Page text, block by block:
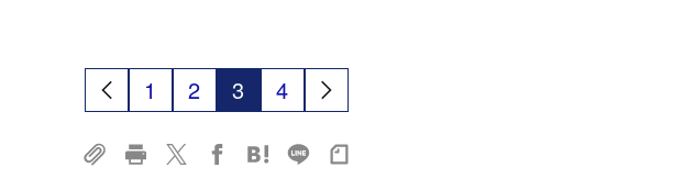
1 2 3 4